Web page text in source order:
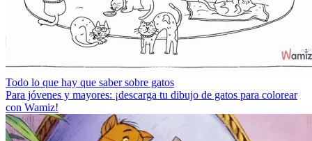
Todo lo que hay que saber sobre gatos
Para jóvenes y mayores: ¡descarga tu dibujo de gatos para colorear
con Wamiz!